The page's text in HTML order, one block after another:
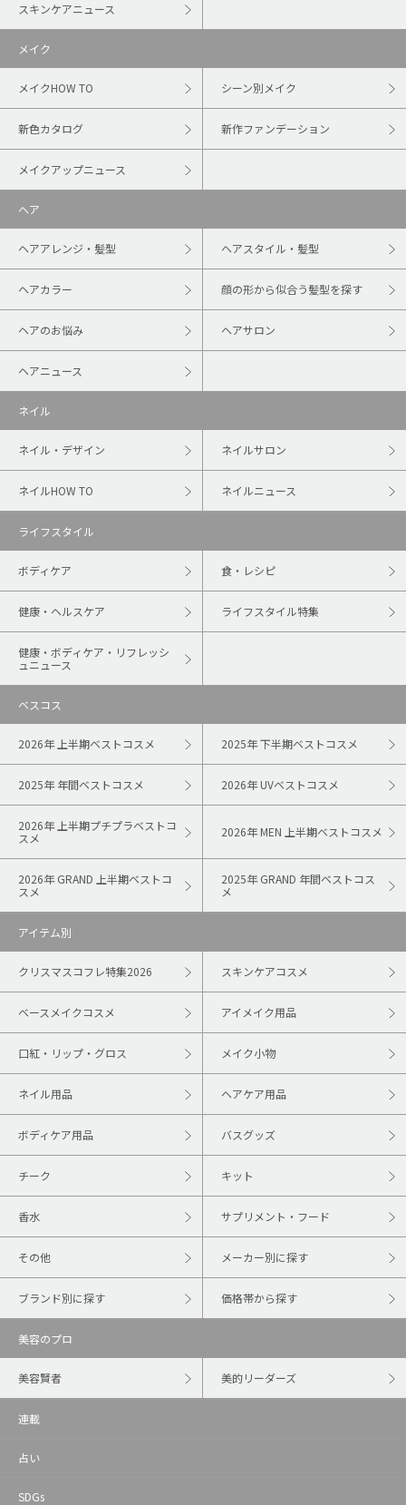
スキンケアニュース
メイク
メイクHOW TO シーン別メイク
新色カタログ 新作ファンデーション
メイクアップニュース
ヘア
ヘアアレンジ・髪型 ヘアスタイル・髪型
ヘアカラー 顔の形から似合う髪型を探す
ヘアのお悩み ヘアサロン
ヘアニュース
ネイル
ネイル・デザイン ネイルサロン
ネイルHOW TO ネイルニュース
ライフスタイル
ボディケア 食・レシピ
健康・ヘルスケア ライフスタイル特集
健康・ボディケア・リフレッシ
ュニュース
ベスコス
2026年 上半期ベストコスメ 2025年 下半期ベストコスメ
2025年 年間ベストコスメ 2026年 UVベストコスメ
2026年 上半期プチプラベストコ
スメ
2026年 MEN 上半期ベストコスメ
2026年 GRAND 上半期ベストコ
スメ
2025年 GRAND 年間ベストコス
メ
アイテム別
クリスマスコフレ特集2026 スキンケアコスメ
ベースメイクコスメ アイメイク用品
口紅・リップ・グロス メイク小物
ネイル用品 ヘアケア用品
ボディケア用品 バスグッズ
チーク キット
香水 サプリメント・フード
その他 メーカー別に探す
ブランド別に探す 価格帯から探す
美容のプロ
美容賢者 美的リーダーズ
連載
占い
SDGs